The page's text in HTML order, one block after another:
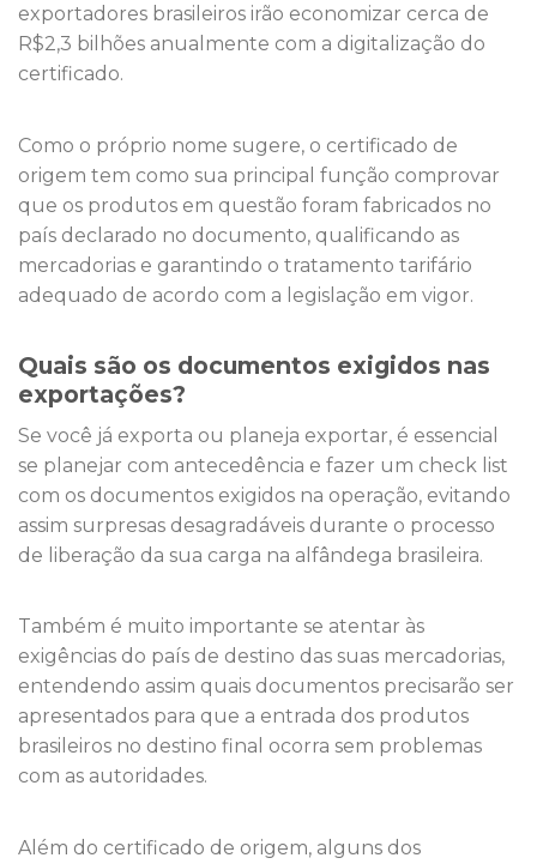
exportadores brasileiros irão economizar cerca de
R$2,3 bilhões anualmente com a digitalização do
certificado.
Como o próprio nome sugere, o certificado de
origem tem como sua principal função comprovar
que os produtos em questão foram fabricados no
país declarado no documento, qualificando as
mercadorias e garantindo o tratamento tarifário
adequado de acordo com a legislação em vigor.
Quais são os documentos exigidos nas
exportações?
Se você já exporta ou planeja exportar, é essencial
se planejar com antecedência e fazer um check list
com os documentos exigidos na operação, evitando
assim surpresas desagradáveis durante o processo
de liberação da sua carga na alfândega brasileira.
Também é muito importante se atentar às
exigências do país de destino das suas mercadorias,
entendendo assim quais documentos precisarão ser
apresentados para que a entrada dos produtos
brasileiros no destino final ocorra sem problemas
com as autoridades.
Além do certificado de origem, alguns dos